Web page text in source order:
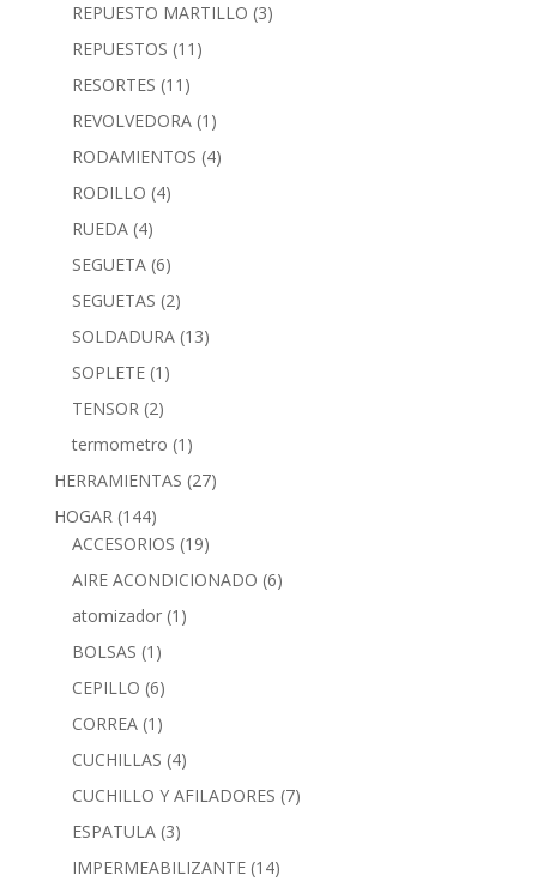
REPUESTO MARTILLO (3)
REPUESTOS (11)
RESORTES (11)
REVOLVEDORA (1)
RODAMIENTOS (4)
RODILLO (4)
RUEDA (4)
SEGUETA (6)
SEGUETAS (2)
SOLDADURA (13)
SOPLETE (1)
TENSOR (2)
termometro (1)
HERRAMIENTAS (27)
HOGAR (144)
ACCESORIOS (19)
AIRE ACONDICIONADO (6)
atomizador (1)
BOLSAS (1)
CEPILLO (6)
CORREA (1)
CUCHILLAS (4)
CUCHILLO Y AFILADORES (7)
ESPATULA (3)
IMPERMEABILIZANTE (14)